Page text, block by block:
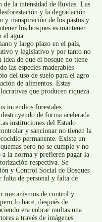
de la intensidad de lluvias. Las
y la degradación
y transpiración de los pastos y
los bosques es mantener
el agua.
y largo plazo en el país,
y legislativo y por tanto no
de que el bosque no tiene
las especies maderables
del uso de suelo para el agro
de alimentos. Estas
que producen riqueza
incendios forestales
de forma acelerada
instituciones del Estado
y sancionar no tienen la
permanente. Existe un
pero no se cumple y no
a la norma y prefieren pagar la
respectiva. Se
y Control Social de Bosques
de personal y falta de
mecanismos de control y
lo hace, después de
era cobrar multas una
a través de imágenes